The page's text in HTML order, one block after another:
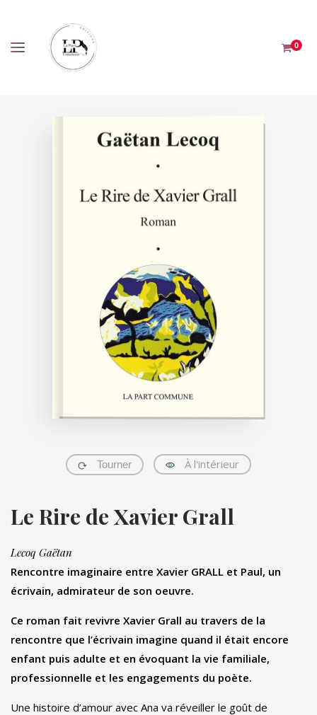
0
Tourner À l'intérieur
Le Rire de Xavier Grall
Lecoq Gaëtan
Rencontre imaginaire entre Xavier GRALL et Paul, un
écrivain, admirateur de son oeuvre.
Ce roman fait revivre Xavier Grall au travers de la
rencontre que l’écrivain imagine quand il était encore
enfant puis adulte et en évoquant la vie familiale,
professionnelle et les engagements du poète.
Une histoire d’amour avec Ana va réveiller le goût de